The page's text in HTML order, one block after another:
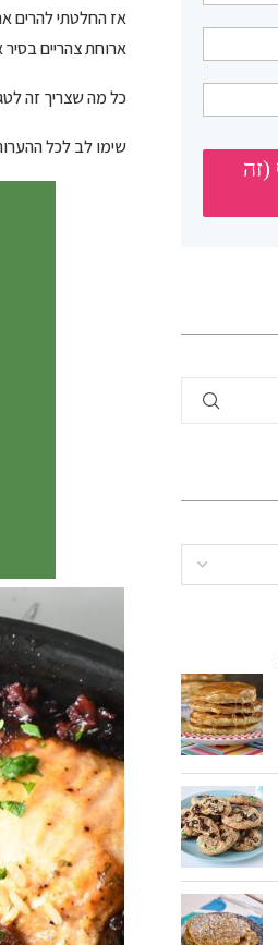
ארוחת צהריים
כל מה שצריך זה
שימו לב לכל